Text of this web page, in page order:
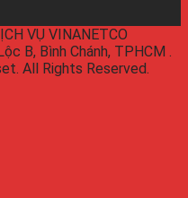
VỤ VINANETCO
B, Bình Chánh, TPHCM .
All Rights Reserved.